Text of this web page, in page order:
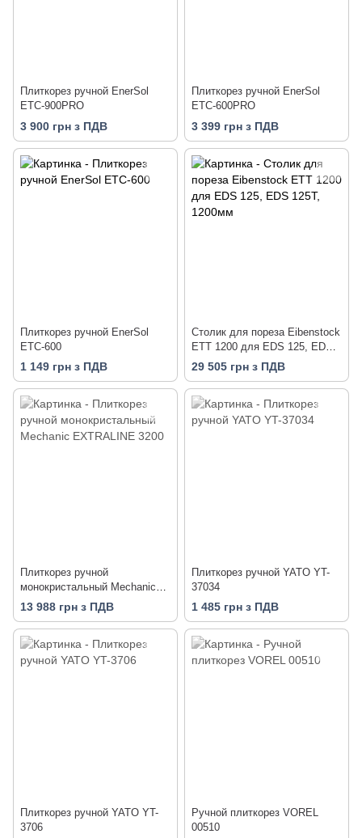
Плиткорез ручной EnerSol
ETC-900PRO
3 900 грн з ПДВ
Плиткорез ручной EnerSol
ETC-600PRO
3 399 грн з ПДВ
Плиткорез ручной EnerSol
ETC-600
1 149 грн з ПДВ
Столик для пореза Eibenstock
ETT 1200 для EDS 125, EDS
125T, 1200мм
29 505 грн з ПДВ
Плиткорез ручной
монокристальный Mechanic
EXTRALINE 3200
13 988 грн з ПДВ
Плиткорез ручной YATO YT-
37034
1 485 грн з ПДВ
Плиткорез ручной YATO YT-
3706
Ручной плиткорез VOREL
00510